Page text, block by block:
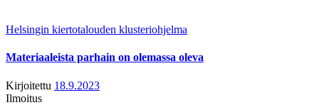
Helsingin kiertotalouden klusteriohjelma
Materiaaleista parhain on olemassa oleva
Kirjoitettu 18.9.2023
Ilmoitus